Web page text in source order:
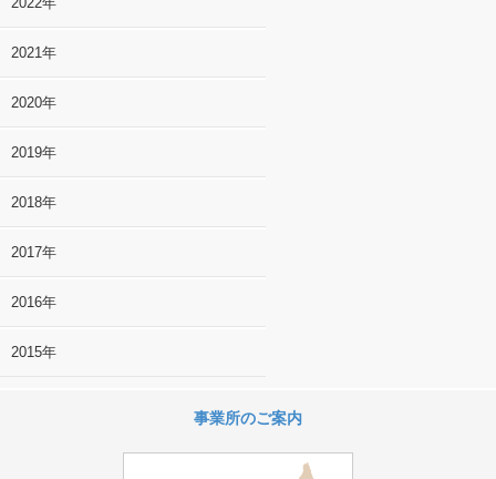
2021年
2020年
2019年
2018年
2017年
2016年
2015年
事業所のご案内